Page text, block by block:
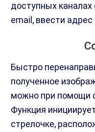
доступных
email, ввести адрес
Быстро
полученное
можно при помощи
Функция
стрелочке,